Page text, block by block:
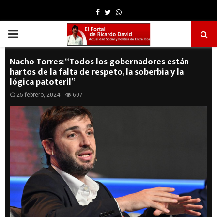
Facebook
TwitterWhatsapp
PRIMARY
MENU
Nacho Torres: “Todos los gobernadores están
hartos de la falta de respeto, la soberbia y la
lógica patoteril”
25 febrero, 2024 607